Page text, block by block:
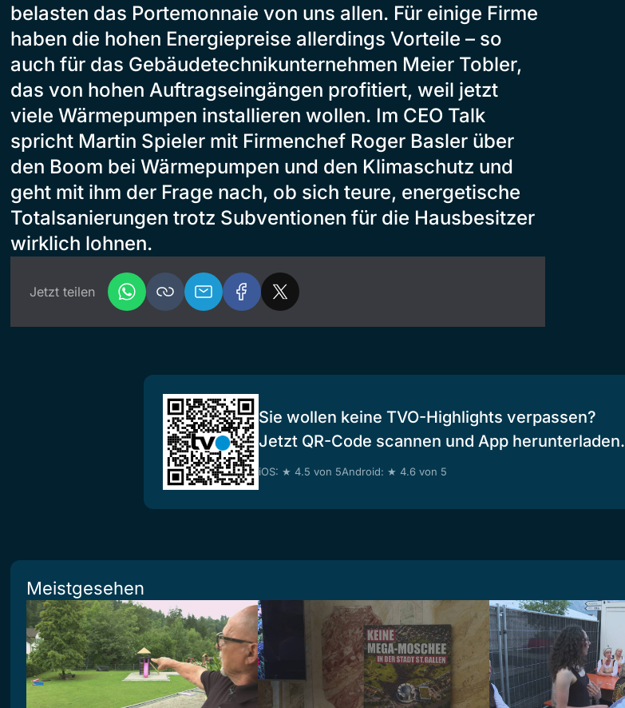
belasten das Portemonnaie von uns allen. Für einige Firme
haben die hohen Energiepreise allerdings Vorteile – so
auch für das Gebäudetechnikunternehmen Meier Tobler,
das von hohen Auftragseingängen profitiert, weil jetzt
viele Wärmepumpen installieren wollen. Im CEO Talk
spricht Martin Spieler mit Firmenchef Roger Basler über
den Boom bei Wärmepumpen und den Klimaschutz und
geht mit ihm der Frage nach, ob sich teure, energetische
Totalsanierungen trotz Subventionen für die Hausbesitzer
wirklich lohnen.
Jetzt teilen
Sie wollen keine TVO-Highlights verpassen?
Jetzt QR-Code scannen und App herunterladen.
iOS: ★ 4.5 von 5Android: ★ 4.6 von 5
Meistgesehen